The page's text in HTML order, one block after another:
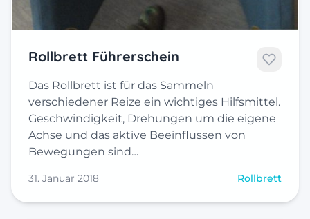
Rollbrett Führerschein
Das Rollbrett ist für das Sammeln
verschiedener Reize ein wichtiges Hilfsmittel.
Geschwindigkeit, Drehungen um die eigene
Achse und das aktive Beeinflussen von
Bewegungen sind…
31. Januar 2018 Rollbrett